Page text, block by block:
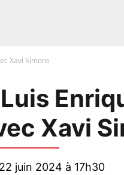
Xavi Simons
Xavi
juin 2024 à 17h30